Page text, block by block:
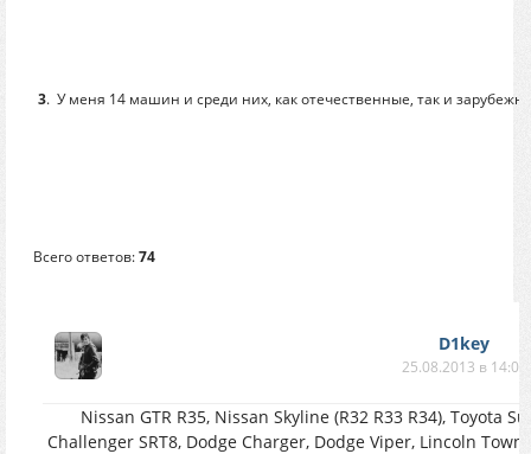
3. У меня 14 машин и среди них, как отечественные, так и
Всего ответов:74
D1key
25.08.2013 в 14:01
Nissan GTR R35, Nissan Skyline (R32 R33 R34), Toyota
Challenger SRT8, Dodge Charger, Dodge Viper, Lincoln